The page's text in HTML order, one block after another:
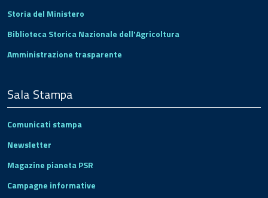
Storia del Ministero
Biblioteca Storica Nazionale dell'Agricoltura
Amministrazione trasparente
Sala Stampa
Comunicati stampa
Newsletter
Magazine pianeta PSR
Campagne informative